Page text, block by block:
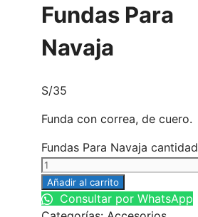
Fundas Para
Navaja
S/35
Funda con correa, de cuero.
Fundas Para Navaja cantidad
Añadir al carrito
Consultar por WhatsApp